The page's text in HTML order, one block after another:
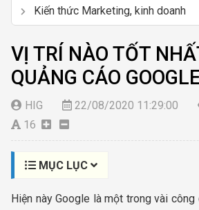
Kiến thức Marketing, kinh doanh
VỊ TRÍ NÀO TỐT
QUẢNG CÁO
HIG 22/08/2020 11:29:00
16
MỤC LỤC
Hiện này Google là một trong vài